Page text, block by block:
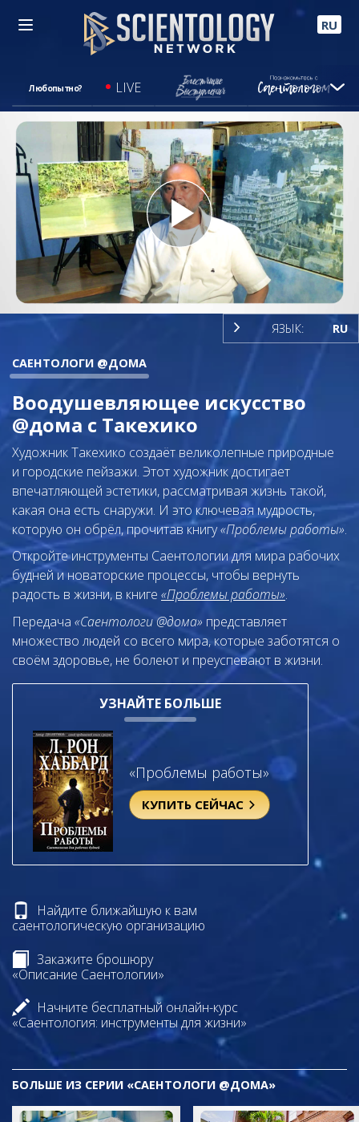
RU
Любопытно? LIVE
Play
Video
ЯЗЫК: RU
САЕНТОЛОГИ @ДОМА
Воодушевляющее искусство
@дома с Такехико
Художник Такехико создаёт великолепные природные
и городские пейзажи. Этот художник достигает
впечатляющей эстетики, рассматривая жизнь такой,
какая она есть снаружи. И это ключевая мудрость,
которую он обрёл, прочитав книгу«Проблемы работы».
Откройте инструменты Саентологии для мира рабочих
будней и новаторские процессы, чтобы вернуть
радость в жизни, в книге «Проблемы работы».
Передача «Саентологи @дома» представляет
множество людей со всего мира, которые заботятся о
своём здоровье, не болеют и преуспевают в жизни.
УЗНАЙТЕ БОЛЬШЕ
«Проблемы работы»
КУПИТЬ СЕЙЧАС
Найдите ближайшую к вам
саентологическую организацию
Закажите брошюру
«Описание Саентологии»
Начните бесплатный онлайн-курс
«Саентология: инструменты для жизни»
БОЛЬШЕ ИЗ СЕРИИ «САЕНТОЛОГИ @ДОМА»